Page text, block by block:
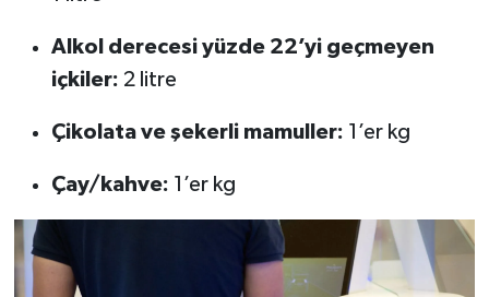
Alkol derecesi yüzde 22’yi geçmeyen
içkiler: 2 litre
Çikolata ve şekerli mamuller: 1’er kg
Çay/kahve: 1’er kg